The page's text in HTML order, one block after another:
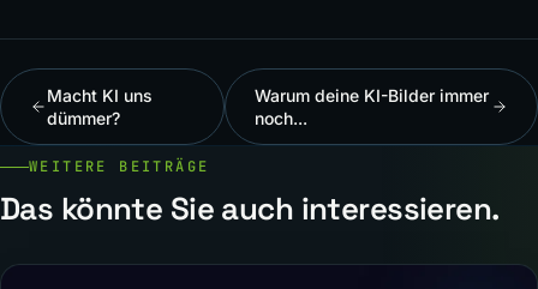
Macht KI uns
dümmer?
Warum deine KI-Bilder immer
noch...
WEITERE BEITRÄGE
Das könnte Sie auch interessieren.